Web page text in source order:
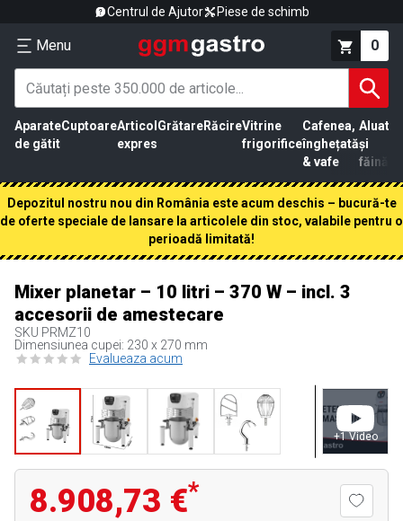
Centrul de Ajutor Piese de schimb
Menu 0
Aparate
de gătit
CuptoareArticol
expres
GrătareRăcireVitrine
frigorifice
Cafenea,
înghețată
& vafe
Aluat
și
făină
Depozitul nostru nou din România este acum deschis – bucură-te
de oferte speciale de lansare la articolele din stoc, valabile pentru o
perioadă limitată!
Mixer planetar – 10 litri – 370 W – incl. 3
accesorii de amestecare
SKU PRMZ10
Dimensiunea cupei: 230 x 270 mm
Evalueaza acum
+1 Video
8.908,73 €*